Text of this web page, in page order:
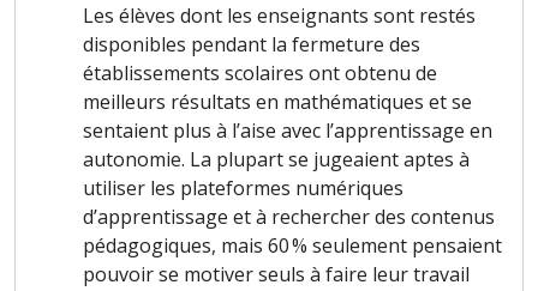
Les élèves dont les enseignants sont restés
disponibles pendant la fermeture des
établissements scolaires ont obtenu de
meilleurs résultats en mathématiques et se
sentaient plus à l’aise avec l’apprentissage en
autonomie. La plupart se jugeaient aptes à
utiliser les plateformes numériques
d’apprentissage et à rechercher des contenus
pédagogiques, mais 60 % seulement pensaient
pouvoir se motiver seuls à faire leur travail